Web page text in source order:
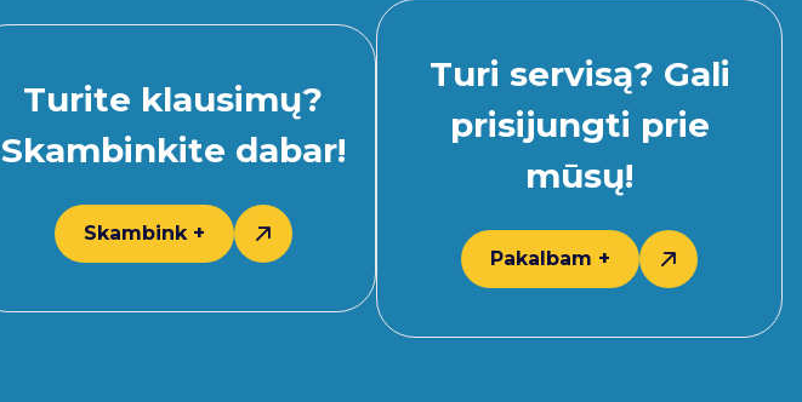
Turite klausimų?
Skambinkite dabar!
Skambink +
Turi servisą? Gali
prisijungti prie
mūsų!
Pakalbam +